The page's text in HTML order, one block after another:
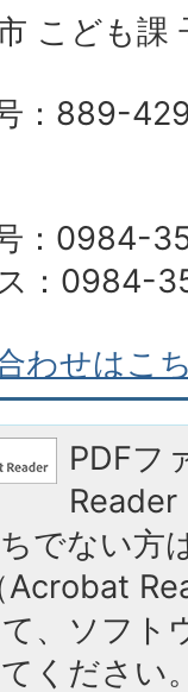
こども課
：889-
：0984-
：0984-
わせはこ
PDFフ
でない方
Acrobat
、ソフト
ください。